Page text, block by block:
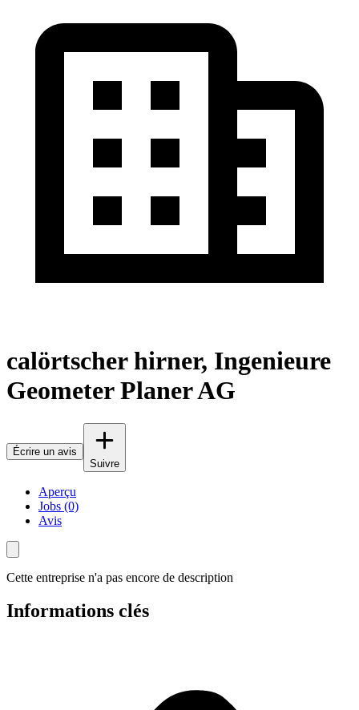
calörtscher hirner, Ingenieure
Geometer Planer AG
Écrire un avis
Suivre
Aperçu
Jobs (0)
Avis
Cette entreprise n'a pas encore de description
Informations clés